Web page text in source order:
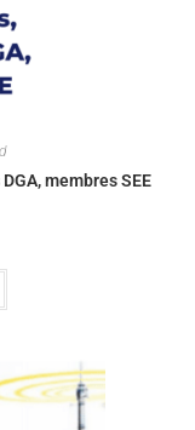
membres SEE